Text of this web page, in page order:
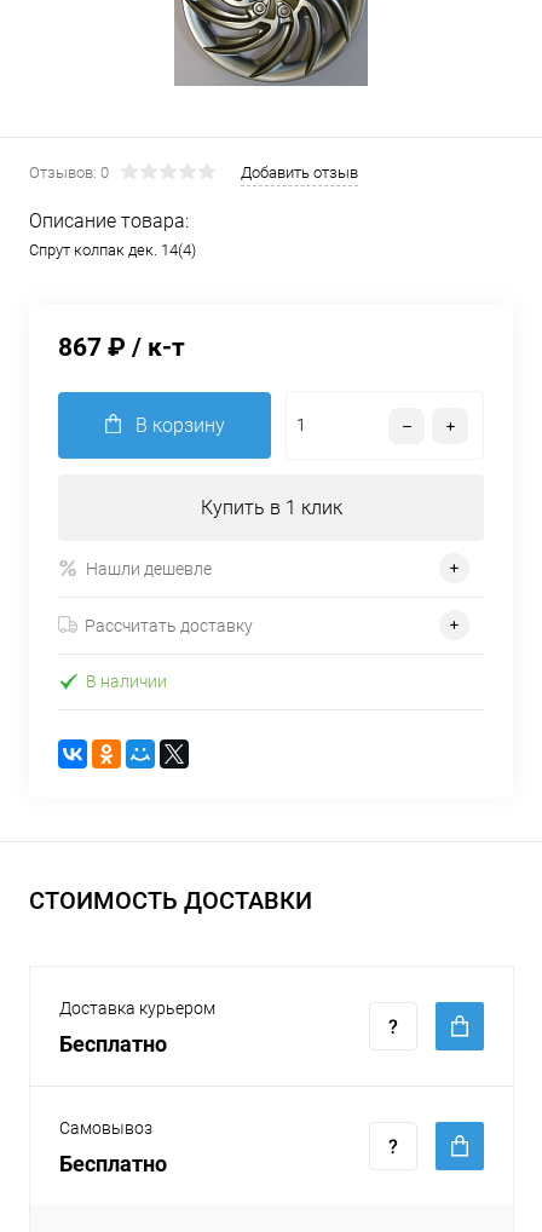
Отзывов: 0 Добавить отзыв
Описание товара:
Спрут колпак дек. 14(4)
867 ₽ / к-т
В корзину
Купить в 1 клик
Нашли дешевле
Рассчитать доставку
В наличии
СТОИМОСТЬ ДОСТАВКИ
Доставка курьером
Бесплатно
Самовывоз
Бесплатно